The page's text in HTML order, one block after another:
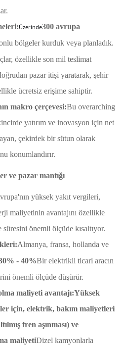
Üzerinde300 avrupa
bölgeler kurduk veya planladık.
özellikle son mil teslimat
pazar itişi yaratarak, şehir
ücretsiz erişime sahiptir.
makro çerçevesi:Bu overarching
yatırım ve inovasyon için net
çekirdek bir sütun olarak
konumlandırır.
ve pazar mantığı
yüksek yakıt vergileri,
maliyetinin avantajını özellikle
önemli ölçüde kısaltıyor.
Almanya, fransa, hollanda ve
- 40%Bir elektrikli ticari aracın
önemli ölçüde düşürür.
maliyeti avantajı:Yüksek
için, elektrik, bakım maliyetleri
fren aşınması) ve
maliyetiDizel kamyonlarla